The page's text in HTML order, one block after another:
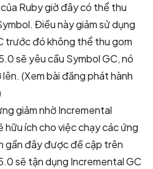
Ruby giờ đây có thể thu
Điều này giảm sử dụng
trước đó không thể thu gom
sẽ yêu cầu Symbol GC, nó
(Xembài đăng phát hành
giảm nhờ Incremental
ích cho việc chạy các ứng
gần đây được đề cập trên
sẽ tận dụng Incremental GC